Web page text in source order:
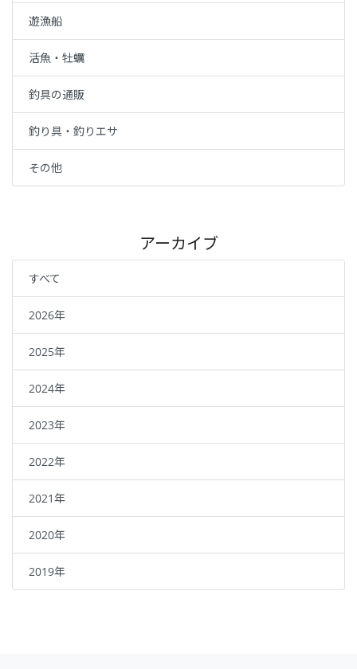
遊漁船
活魚・牡蠣
釣具の通販
釣り具・釣りエサ
その他
アーカイブ
すべて
2026年
2025年
2024年
2023年
2022年
2021年
2020年
2019年